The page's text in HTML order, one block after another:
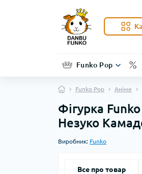
Funko Pop
Funko Pop Аніме
Фігурка
Незуко
Виробник: Funko
Все про товар